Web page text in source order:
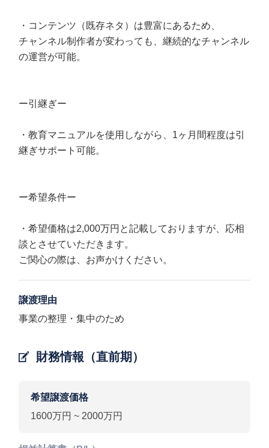
・コンテンツ（既存ネタ）は豊富にあるため、
チャンネル制作者が変わっても、継続的なチャンネル
の運営が可能。
ー引継ぎー
・教育マニュアルを使用しながら、1ヶ月間程度は引
継ぎサポート可能。
ー希望条件ー
・希望価格は2,000万円と記載しておりますが、応相
談とさせていただきます。
ご関心の際は、お声かけください。
譲渡理由
事業の整理・集中のため
財務情報（直前期）
希望譲渡価格
1600万円 ~ 2000万円